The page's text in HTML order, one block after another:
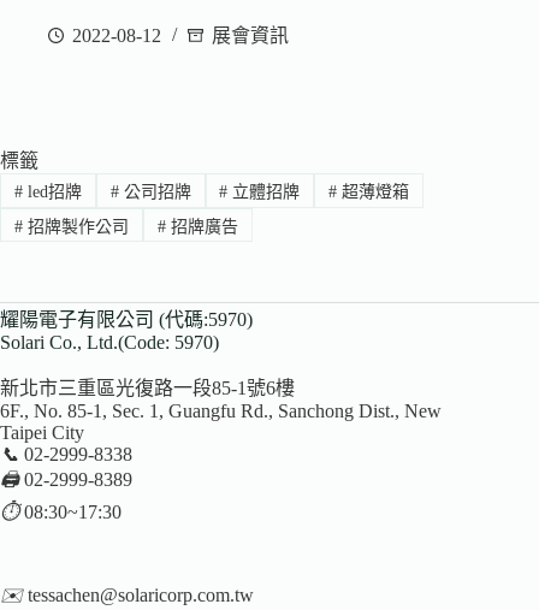
2022-08-12 展會資訊
標籤
#led招牌 #公司招牌 # 立體招牌 # 超薄燈箱
#招牌製作公司 #招牌廣告
耀陽電子有限公司 (代碼:5970)
Solari Co., Ltd.(Code: 5970)
新北市三重區光復路一段85-1號6樓
6F., No. 85-1, Sec. 1, Guangfu Rd., Sanchong Dist., New
Taipei City
📞 02-2999-8338
🖨️02-2999-8389
⏱️08:30~17:30
✉️ tessachen@solaricorp.com.tw